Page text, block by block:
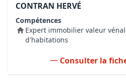
CONTRAN HERVÉ
Compétences
Expert immobilier valeur
d'habitations
Consulter la